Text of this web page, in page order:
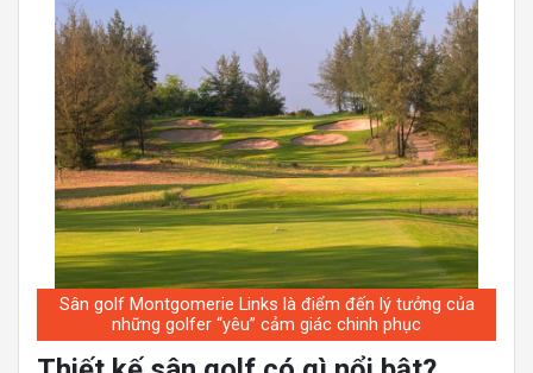
Sân golf Montgomerie Links là điểm đến lý tưởng của
những golfer “yêu” cảm giác chinh phục